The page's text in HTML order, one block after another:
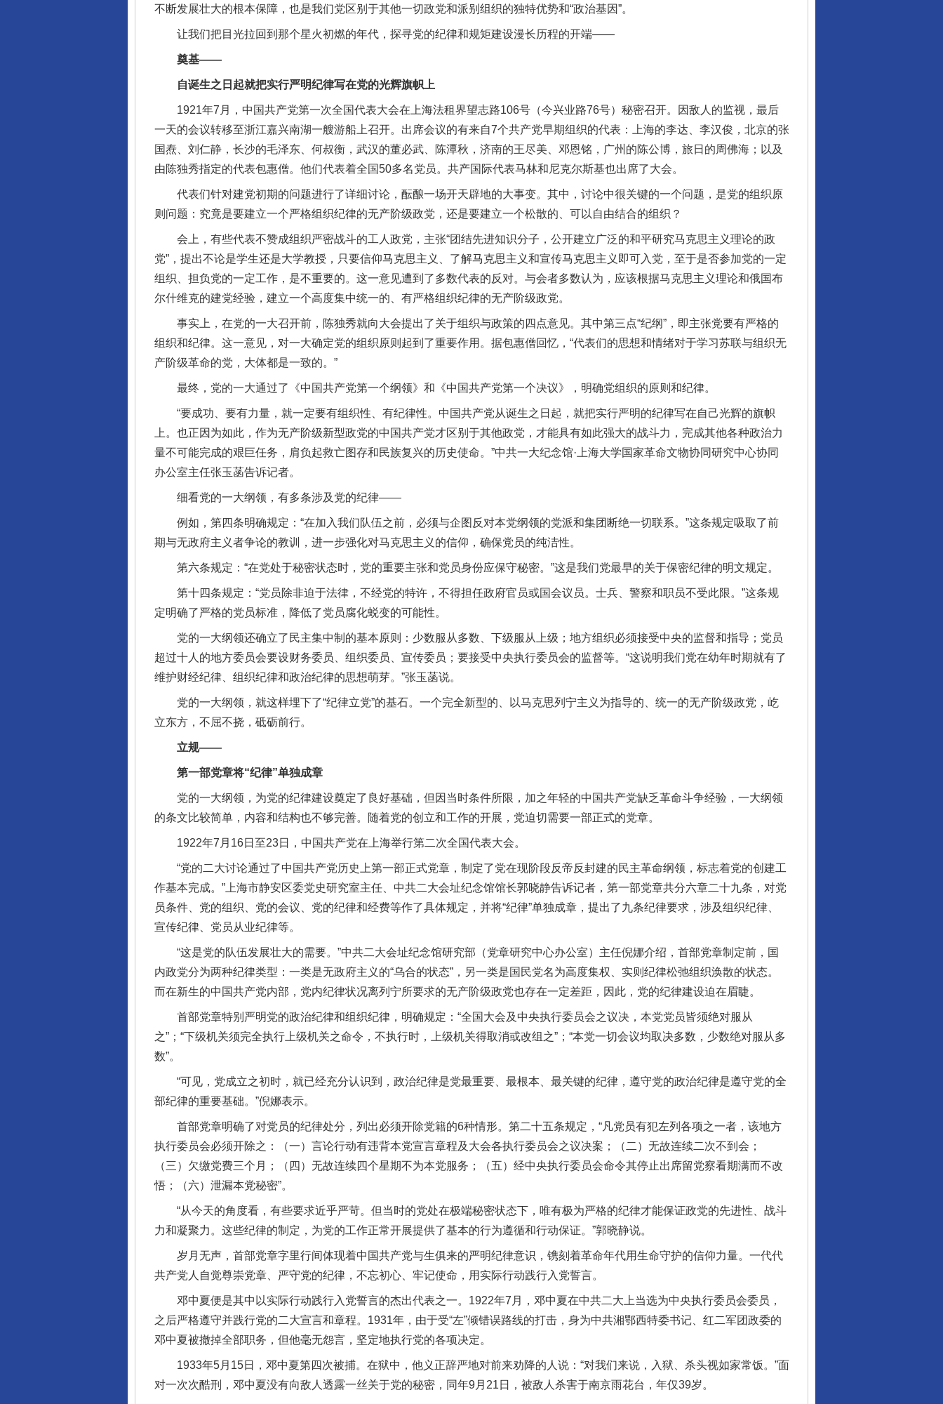
不断发展壮大的根本保障，也是我们党区别于其他一切政党和派别组织的独特优势和“政治基因”。
让我们把目光拉回到那个星火初燃的年代，探寻党的纪律和规矩建设漫长历程的开端——
奠基——
自诞生之日起就把实行严明纪律写在党的光辉旗帜上
1921年7月，中国共产党第一次全国代表大会在上海法租界望志路106号（今兴业路76号）秘密召开。因敌人的监视，最后
一天的会议转移至浙江嘉兴南湖一艘游船上召开。出席会议的有来自7个共产党早期组织的代表：上海的李达、李汉俊，北京的张
国焘、刘仁静，长沙的毛泽东、何叔衡，武汉的董必武、陈潭秋，济南的王尽美、邓恩铭，广州的陈公博，旅日的周佛海；以及
由陈独秀指定的代表包惠僧。他们代表着全国50多名党员。共产国际代表马林和尼克尔斯基也出席了大会。
代表们针对建党初期的问题进行了详细讨论，酝酿一场开天辟地的大事变。其中，讨论中很关键的一个问题，是党的组织原
则问题：究竟是要建立一个严格组织纪律的无产阶级政党，还是要建立一个松散的、可以自由结合的组织？
会上，有些代表不赞成组织严密战斗的工人政党，主张“团结先进知识分子，公开建立广泛的和平研究马克思主义理论的政
党”，提出不论是学生还是大学教授，只要信仰马克思主义、了解马克思主义和宣传马克思主义即可入党，至于是否参加党的一定
组织、担负党的一定工作，是不重要的。这一意见遭到了多数代表的反对。与会者多数认为，应该根据马克思主义理论和俄国布
尔什维克的建党经验，建立一个高度集中统一的、有严格组织纪律的无产阶级政党。
事实上，在党的一大召开前，陈独秀就向大会提出了关于组织与政策的四点意见。其中第三点“纪纲”，即主张党要有严格的
组织和纪律。这一意见，对一大确定党的组织原则起到了重要作用。据包惠僧回忆，“代表们的思想和情绪对于学习苏联与组织无
产阶级革命的党，大体都是一致的。”
最终，党的一大通过了《中国共产党第一个纲领》和《中国共产党第一个决议》，明确党组织的原则和纪律。
“要成功、要有力量，就一定要有组织性、有纪律性。中国共产党从诞生之日起，就把实行严明的纪律写在自己光辉的旗帜
上。也正因为如此，作为无产阶级新型政党的中国共产党才区别于其他政党，才能具有如此强大的战斗力，完成其他各种政治力
量不可能完成的艰巨任务，肩负起救亡图存和民族复兴的历史使命。”中共一大纪念馆·上海大学国家革命文物协同研究中心协同
办公室主任张玉菡告诉记者。
细看党的一大纲领，有多条涉及党的纪律——
例如，第四条明确规定：“在加入我们队伍之前，必须与企图反对本党纲领的党派和集团断绝一切联系。”这条规定吸取了前
期与无政府主义者争论的教训，进一步强化对马克思主义的信仰，确保党员的纯洁性。
第六条规定：“在党处于秘密状态时，党的重要主张和党员身份应保守秘密。”这是我们党最早的关于保密纪律的明文规定。
第十四条规定：“党员除非迫于法律，不经党的特许，不得担任政府官员或国会议员。士兵、警察和职员不受此限。”这条规
定明确了严格的党员标准，降低了党员腐化蜕变的可能性。
党的一大纲领还确立了民主集中制的基本原则：少数服从多数、下级服从上级；地方组织必须接受中央的监督和指导；党员
超过十人的地方委员会要设财务委员、组织委员、宣传委员；要接受中央执行委员会的监督等。“这说明我们党在幼年时期就有了
维护财经纪律、组织纪律和政治纪律的思想萌芽。”张玉菡说。
党的一大纲领，就这样埋下了“纪律立党”的基石。一个完全新型的、以马克思列宁主义为指导的、统一的无产阶级政党，屹
立东方，不屈不挠，砥砺前行。
立规——
第一部党章将“纪律”单独成章
党的一大纲领，为党的纪律建设奠定了良好基础，但因当时条件所限，加之年轻的中国共产党缺乏革命斗争经验，一大纲领
的条文比较简单，内容和结构也不够完善。随着党的创立和工作的开展，党迫切需要一部正式的党章。
1922年7月16日至23日，中国共产党在上海举行第二次全国代表大会。
“党的二大讨论通过了中国共产党历史上第一部正式党章，制定了党在现阶段反帝反封建的民主革命纲领，标志着党的创建工
作基本完成。”上海市静安区委党史研究室主任、中共二大会址纪念馆馆长郭晓静告诉记者，第一部党章共分六章二十九条，对党
员条件、党的组织、党的会议、党的纪律和经费等作了具体规定，并将“纪律”单独成章，提出了九条纪律要求，涉及组织纪律、
宣传纪律、党员从业纪律等。
“这是党的队伍发展壮大的需要。”中共二大会址纪念馆研究部（党章研究中心办公室）主任倪娜介绍，首部党章制定前，国
内政党分为两种纪律类型：一类是无政府主义的“乌合的状态”，另一类是国民党名为高度集权、实则纪律松弛组织涣散的状态。
而在新生的中国共产党内部，党内纪律状况离列宁所要求的无产阶级政党也存在一定差距，因此，党的纪律建设迫在眉睫。
首部党章特别严明党的政治纪律和组织纪律，明确规定：“全国大会及中央执行委员会之议决，本党党员皆须绝对服从
之”；“下级机关须完全执行上级机关之命令，不执行时，上级机关得取消或改组之”；“本党一切会议均取决多数，少数绝对服从多
数”。
“可见，党成立之初时，就已经充分认识到，政治纪律是党最重要、最根本、最关键的纪律，遵守党的政治纪律是遵守党的全
部纪律的重要基础。”倪娜表示。
首部党章明确了对党员的纪律处分，列出必须开除党籍的6种情形。第二十五条规定，“凡党员有犯左列各项之一者，该地方
执行委员会必须开除之：（一）言论行动有违背本党宣言章程及大会各执行委员会之议决案；（二）无故连续二次不到会；
（三）欠缴党费三个月；（四）无故连续四个星期不为本党服务；（五）经中央执行委员会命令其停止出席留党察看期满而不改
悟；（六）泄漏本党秘密”。
“从今天的角度看，有些要求近乎严苛。但当时的党处在极端秘密状态下，唯有极为严格的纪律才能保证政党的先进性、战斗
力和凝聚力。这些纪律的制定，为党的工作正常开展提供了基本的行为遵循和行动保证。”郭晓静说。
岁月无声，首部党章字里行间体现着中国共产党与生俱来的严明纪律意识，镌刻着革命年代用生命守护的信仰力量。一代代
共产党人自觉尊崇党章、严守党的纪律，不忘初心、牢记使命，用实际行动践行入党誓言。
邓中夏便是其中以实际行动践行入党誓言的杰出代表之一。1922年7月，邓中夏在中共二大上当选为中央执行委员会委员，
之后严格遵守并践行党的二大宣言和章程。1931年，由于受“左”倾错误路线的打击，身为中共湘鄂西特委书记、红二军团政委的
邓中夏被撤掉全部职务，但他毫无怨言，坚定地执行党的各项决定。
1933年5月15日，邓中夏第四次被捕。在狱中，他义正辞严地对前来劝降的人说：“对我们来说，入狱、杀头视如家常饭。”面
对一次次酷刑，邓中夏没有向敌人透露一丝关于党的秘密，同年9月21日，被敌人杀害于南京雨花台，年仅39岁。